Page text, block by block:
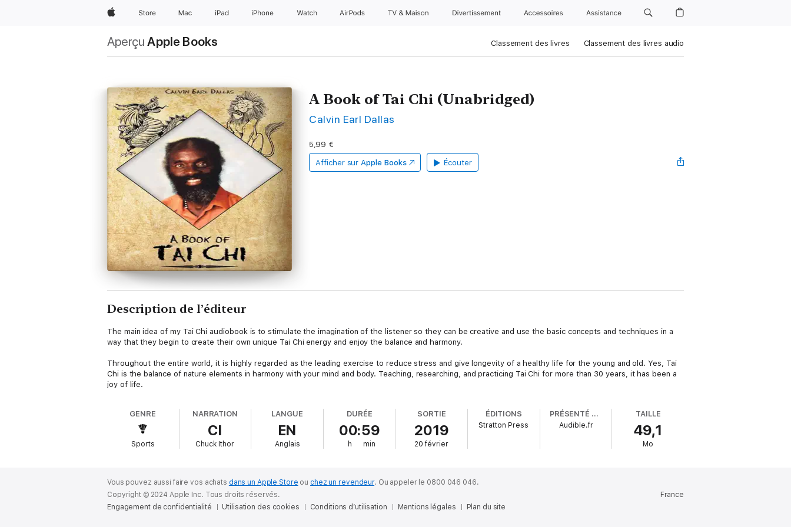
AppleStore Mac iPad iPhone Watch AirPods TV & Maison Divertissements Accessoires Assistance
Aperçu Apple Books Classement des livres Classement des livres audio
A Book of Tai Chi (Unabridged)
Calvin Earl Dallas
5,99 €
Afficher sur Apple Books Écouter
Description de l’éditeur
The main idea of my Tai Chi audiobook is to stimulate the imagination of the listener so they can be creative and use the basic concepts and techniques in a
way that they begin to create their own unique Tai Chi energy and enjoy the balance and harmony.
Throughout the entire world, it is highly regarded as the leading exercise to reduce stress and give longevity of a healthy life for the young and old. Yes, Tai
Chi is the balance of nature elements in harmony with your mind and body. Teaching, researching, and practicing Tai Chi for more than 30 years, it has been a
joy of life.
GENRE
Sports
NARRATION
CI
Chuck Ithor
LANGUE
EN
Anglais
DURÉE
00:59
h min
SORTIE
2019
20 février
ÉDITIONS
Stratton Press
PRÉSENTÉ PAR
Audible.fr
TAILLE
49,1
Mo
Vous pouvez aussi faire vos achats dans un Apple Store ou chez un revendeur. Ou appeler le 0800 046 046.
France
Copyright © 2024 Apple Inc. Tous droits réservés.
Engagement de confidentialité
Utilisation des cookies Conditions d’utilisation Mentions légales Plan du site